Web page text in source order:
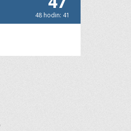
48 hodin: 41